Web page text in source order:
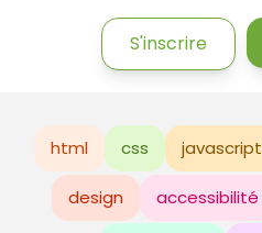
S'inscrire
html css javascript
design accessibilité